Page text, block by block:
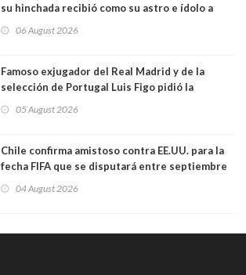
su hinchada recibió como su astro e ídolo a
06 August 2026
Famoso exjugador del Real Madrid y de la
selección de Portugal Luis Figo pidió la
comportamiento más bajo y cobarde que he
05 August 2026
Chile confirma amistoso contra EE.UU. para la
fecha FIFA que se disputará entre septiembre
04 August 2026